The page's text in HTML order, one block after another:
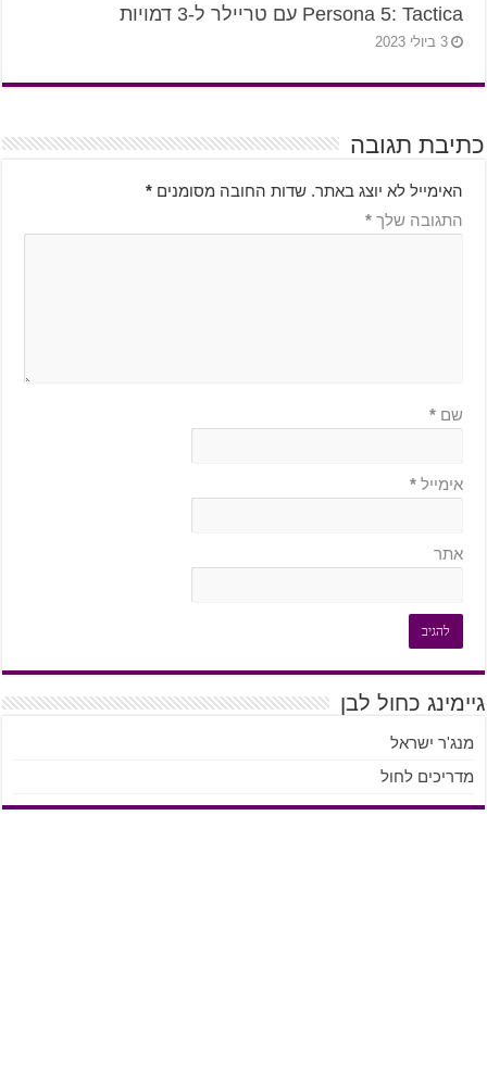
Persona 5: Tactica עם טריילר ל-3 דמויות
3 ביולי 2023
כתיבת תגובה
האימייל לא יוצג באתר. שדות החובה מסומנים *
התגובה שלך *
שם *
אימייל *
אתר
גיימינג כחול לבן
מנג'ר ישראל
מדריכים לחול